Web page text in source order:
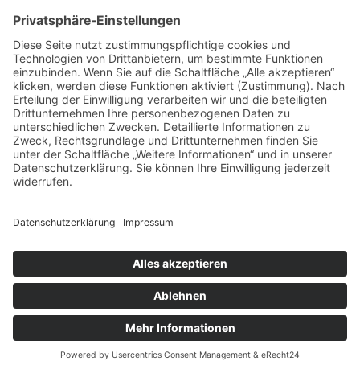
Beim Verkauf eines Autos mit Motorschaden ist
der Transport zum Käufer ein wichtiger Punkt.
Oft ist das Fahrzeug fahruntüchtig oder nicht
zuverlässig.
Organisieren Sie gegebenenfalls einen
Transportdienst oder eine Abschleppfirma.
Eine schriftliche Bestätigung der Übergabe
schützt vor späteren Streitigkeiten. Notieren Sie
Kilometerstand, Zustand und eventuelle Schäden.